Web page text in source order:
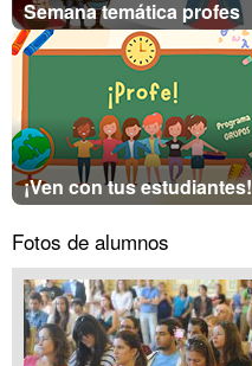
Semana temática profes
¡Ven con tus estudiantes!
Fotos de alumnos